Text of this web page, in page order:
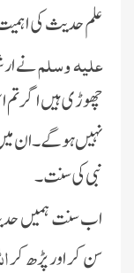
علم حدیث کی
علیہ وسلمنے
چھوڑی ہیں اگر تم
نہیں ہو گے ۔ ان
نبی کی سنت ۔
اب سنت ہمیں
سن کر اور پڑھ کر